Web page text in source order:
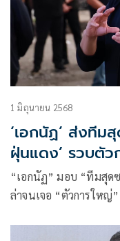
1 มิถุนายน 2568
‘เอกนัฏ’ ส่งทีม
ฝุ่นแดง’ รวบตัว
“เอกนัฏ” มอบ “ทีมสุด
ล่าจนเจอ “ตัวการใหญ่
ตั้งแต่เหมาซื้อกากอุตฯ